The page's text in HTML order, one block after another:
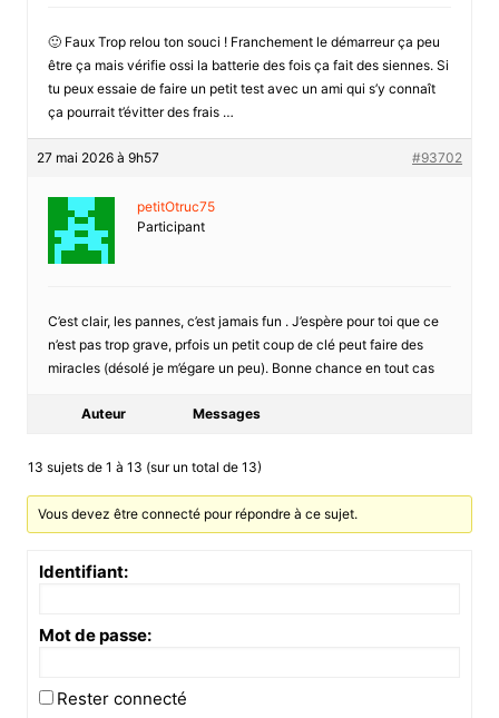
🙂 Faux Trop relou ton souci ! Franchement le démarreur ça peu
être ça mais vérifie ossi la batterie des fois ça fait des siennes. Si
tu peux essaie de faire un petit test avec un ami qui s’y connaît
ça pourrait t’évitter des frais …
27 mai 2026 à 9h57 #93702
petitOtruc75
Participant
C’est clair, les pannes, c’est jamais fun . J’espère pour toi que ce
n’est pas trop grave, prfois un petit coup de clé peut faire des
miracles (désolé je m’égare un peu). Bonne chance en tout cas
Auteur Messages
13 sujets de 1 à 13 (sur un total de 13)
Vous devez être connecté pour répondre à ce sujet.
Identifiant:
Mot de passe:
Rester connecté